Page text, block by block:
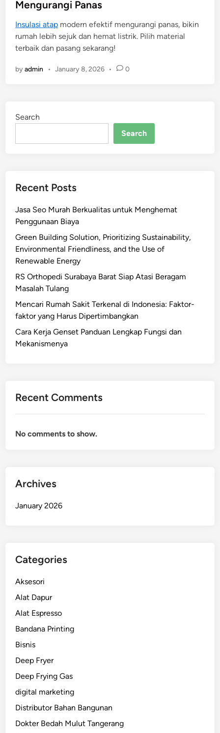
d
i
n
Mengurangi Panas
Insulasi atap modern efektif mengurangi panas, bikin
rumah lebih sejuk dan hemat listrik. Pilih material
terbaik dan pasang sekarang!
byadmin • January 8, 2026 • 0
Search
Search
Recent Posts
Jasa Seo Murah Berkualitas untuk Menghemat
Penggunaan Biaya
Green Building Solution, Prioritizing Sustainability,
Environmental Friendliness, and the Use of
Renewable Energy
RS Orthopedi Surabaya Barat Siap Atasi Beragam
Masalah Tulang
Mencari Rumah Sakit Terkenal di Indonesia: Faktor-
faktor yang Harus Dipertimbangkan
Cara Kerja Genset Panduan Lengkap Fungsi dan
Mekanismenya
Recent Comments
No comments to show.
Archives
January 2026
Categories
Aksesori
Alat Dapur
Alat Espresso
Bandana Printing
Bisnis
Deep Fryer
Deep Frying Gas
digital marketing
Distributor Bahan Bangunan
Dokter Bedah Mulut Tangerang